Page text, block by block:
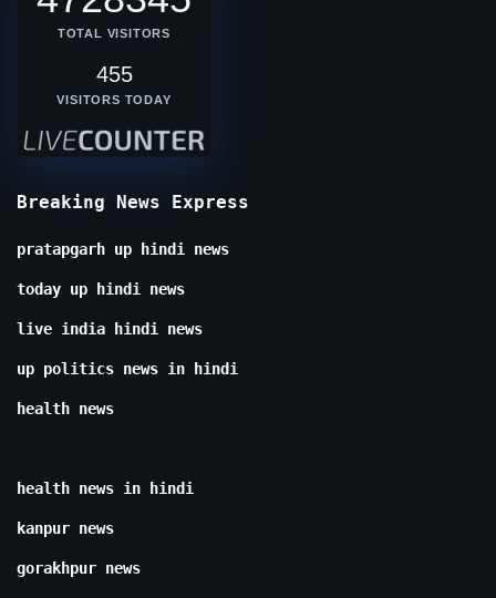
TOTAL VISITORS
455
VISITORS TODAY
Breaking News Express
pratapgarh up hindi news
today up hindi news
live india hindi news
up politics news in hindi
health news
health news in hindi
kanpur news
gorakhpur news